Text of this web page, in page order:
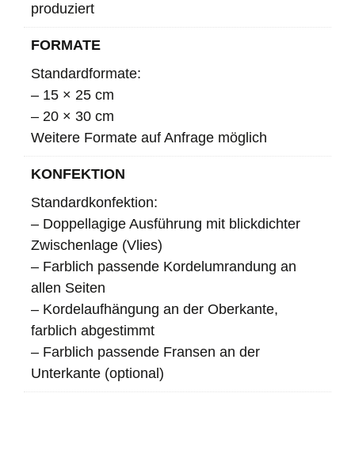
produziert
FORMATE
Standardformate:
– 15 × 25 cm
– 20 × 30 cm
Weitere Formate auf Anfrage möglich
KONFEKTION
Standardkonfektion:
– Doppellagige Ausführung mit blickdichter
Zwischenlage (Vlies)
– Farblich passende Kordelumrandung an
allen Seiten
– Kordelaufhängung an der Oberkante,
farblich abgestimmt
– Farblich passende Fransen an der
Unterkante (optional)